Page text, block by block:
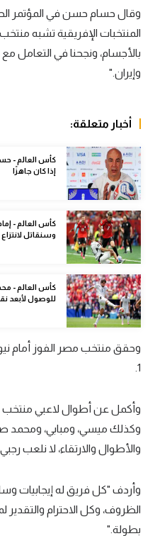
رياضات أخرى
أمم إفريقيا
كرة سلة
كرة يد
كرة طائرة
الوطن العربي
في المونديال
رياضة نسائية
آسيا
أمريكا
ركن الألعاب
Gamers
ميركاتو
تقرير في الجول
تحليل في الجول
وقال حسام حسن في المؤتمر
المنتخبات الإفريقية تشبه
بالأجسام، ونجحنا في التعامل مع
وإيران."
أخبار متعلقة:
كأس العالم -
إذا كان جاهزًا
كأس العالم -
وسنقاتل لانتزاع
كأس العالم -
للوصول لأبعد
1.
وأكمل عن أطوال لاعبي منتخب
وكذلك ميسي، ومبابي، ومحمد
والأطوال والارتقاء، لا نلعب
وأردف "كل فريق له إيجابيات
الظروف، وكل الاحترام والتقدير
بطولة."